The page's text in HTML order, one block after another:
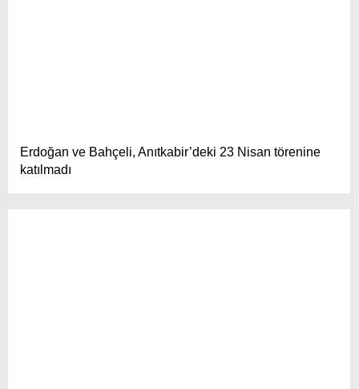
Erdoğan ve Bahçeli, Anıtkabir’deki 23 Nisan törenine
katılmadı